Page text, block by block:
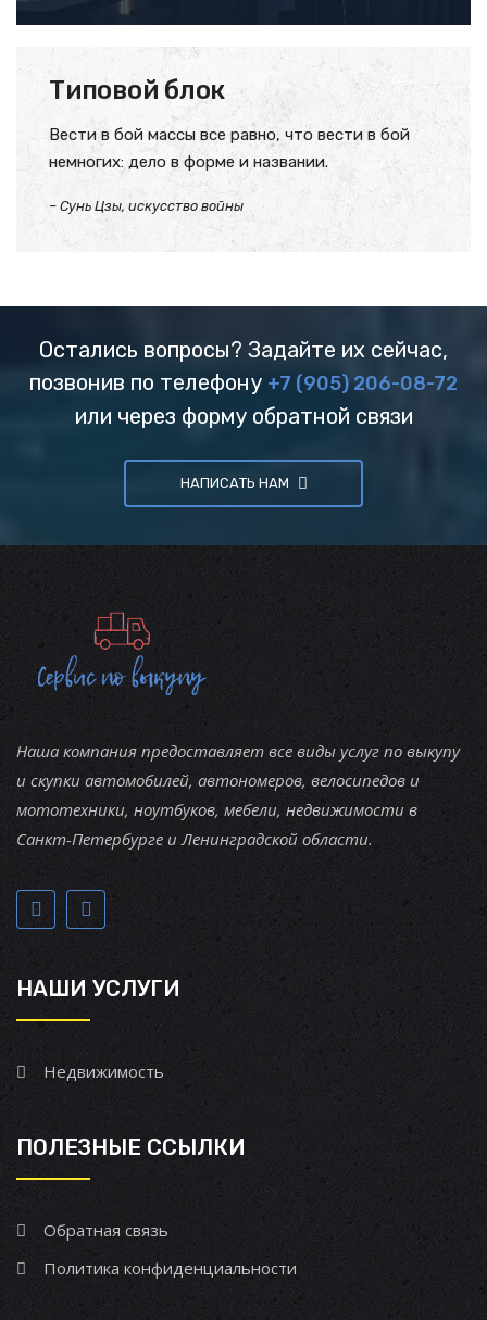
Типовой блок
Вести в бой массы все равно, что вести в бой
немногих: дело в форме и названии.
– Сунь Цзы, искусство войны
Остались вопросы? Задайте их сейчас,
позвонив по телефону +7 (905) 206-08-72
или через форму обратной связи
НАПИСАТЬ НАМ
Наша компания предоставляет все виды услуг по выкупу
и скупки автомобилей, автономеров, велосипедов и
мототехники, ноутбуков, мебели, недвижимости в
Санкт-Петербурге и Ленинградской области.
НАШИ УСЛУГИ
Недвижимость
ПОЛЕЗНЫЕ ССЫЛКИ
Обратная связь
Политика конфиденциальности